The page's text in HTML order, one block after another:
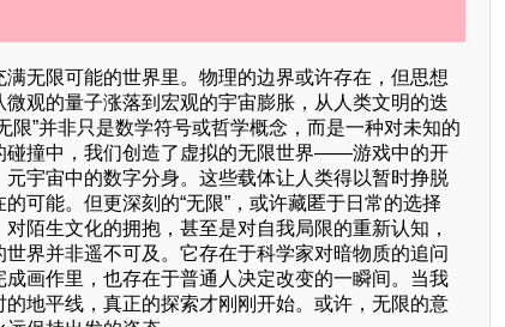
无限可能的世界里。物理的边界或许存在，但思想
观的量子涨落到宏观的宇宙膨胀，从人类文明的迭
限”并非只是数学符号或哲学概念，而是一种对未知的
碰撞中，我们创造了虚拟的无限世界——游戏中的开
宇宙中的数字分身。这些载体让人类得以暂时挣脱
可能。但更深刻的“无限”，或许藏匿于日常的选择
陌生文化的拥抱，甚至是对自我局限的重新认知，
界并非遥不可及。它存在于科学家对暗物质的追问
画作里，也存在于普通人决定改变的一瞬间。当我
地平线，真正的探索才刚刚开始。或许，无限的意